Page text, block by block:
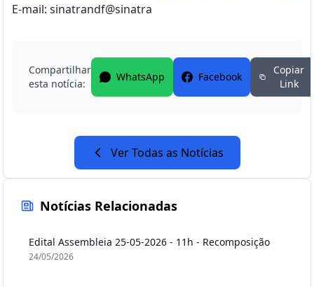
E-mail: sinatrandf@sinatra
Compartilhar
esta notícia:
WhatsApp Facebook
Copiar
Link
Ver Todas as Notícias
Notícias Relacionadas
Edital Assembleia 25-05-2026 - 11h - Recomposição
24/05/2026